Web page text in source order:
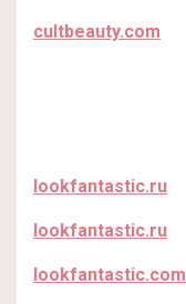
cultbeauty.com
lookfantastic.ru
lookfantastic.ru
lookfantastic.com